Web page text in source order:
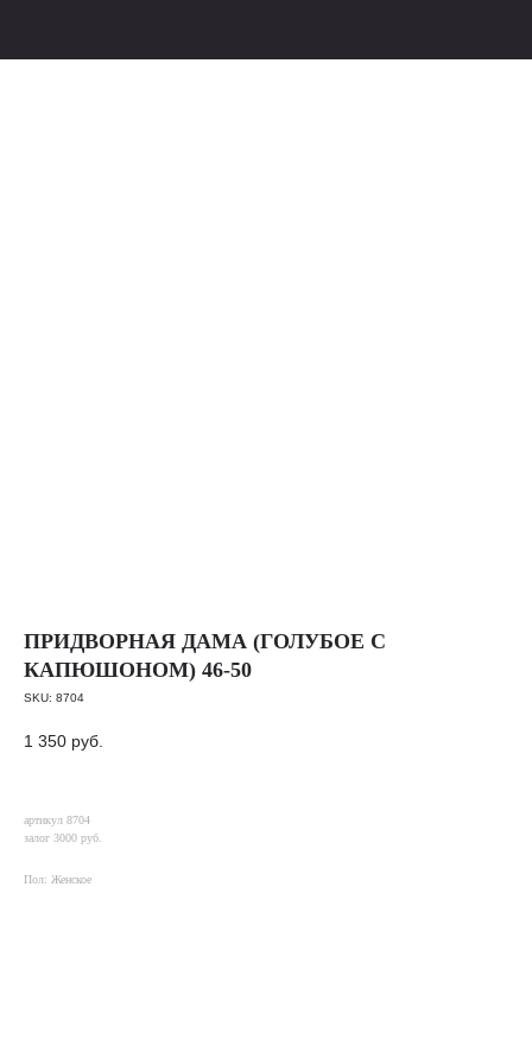
ПРИДВОРНАЯ ДАМА (ГОЛУБОЕ С
КАПЮШОНОМ) 46-50
SKU: 8704
1 350 руб.
артикул 8704
залог 3000 руб.
Пол: Женское